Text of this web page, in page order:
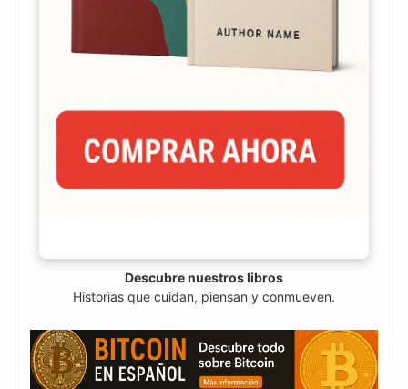
Descubre nuestros libros
Historias que cuidan, piensan y conmueven.